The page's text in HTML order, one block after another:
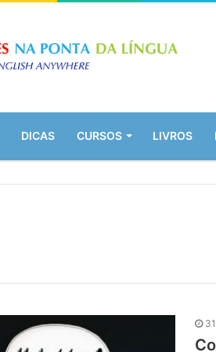
DICAS CURSOS LIVROS